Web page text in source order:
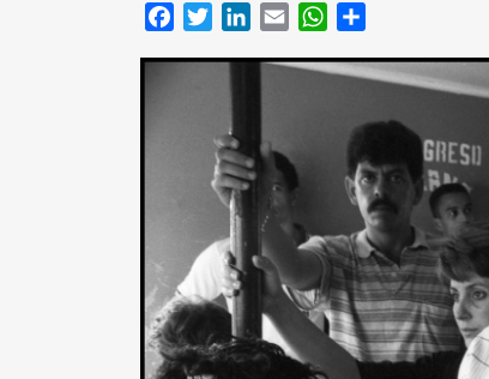
FacebookTwitterLinkedIn
Email WhatsApp